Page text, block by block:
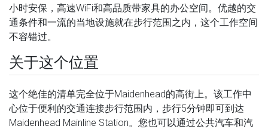
小时安保，高速WiFi和高品质带家具的办公空间。优越的交
通条件和一流的当地设施就在步行范围之内，这个工作空间
不容错过。
关于这个位置
这个绝佳的清单完全位于Maidenhead的高街上。该工作中
心位于便利的交通连接步行范围内，步行5分钟即可到达
Maidenhead Mainline Station。您也可以通过公共汽车和汽